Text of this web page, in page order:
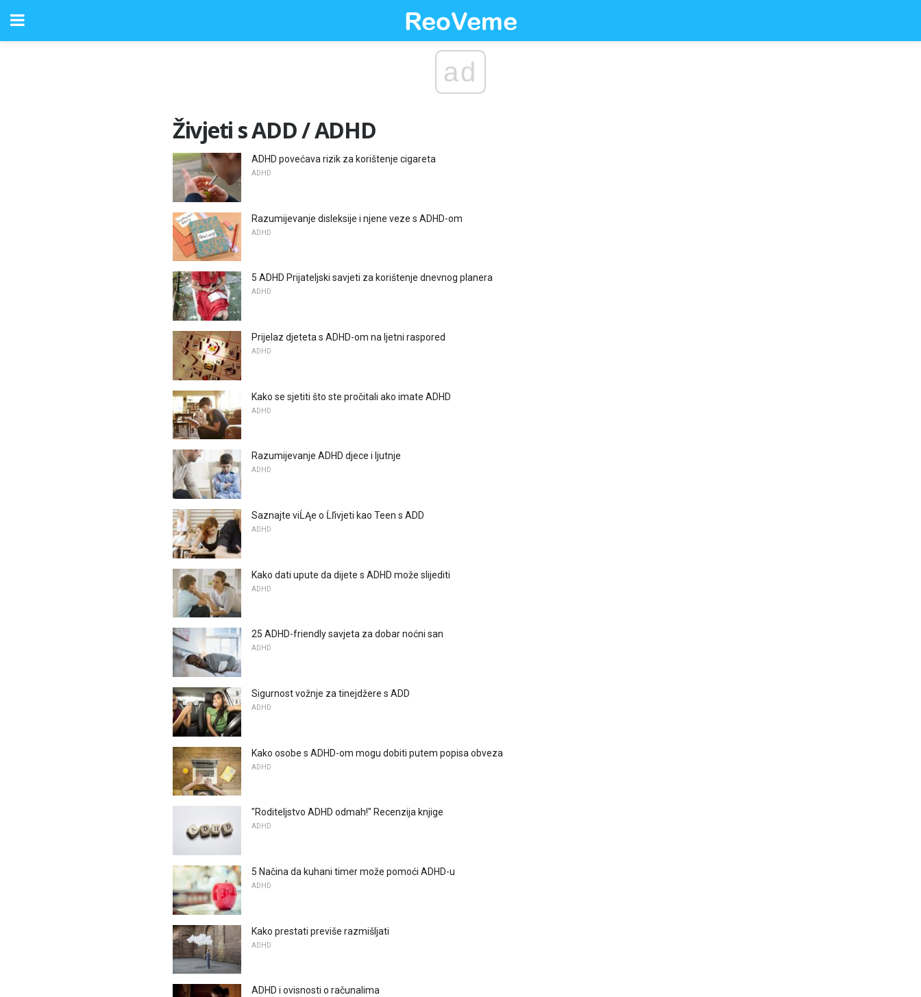
ad
Živjeti s ADD / ADHD
ADHD povećava rizik za korištenje cigareta
ADHD
Razumijevanje disleksije i njene veze s ADHD-om
ADHD
5 ADHD Prijateljski savjeti za korištenje dnevnog planera
ADHD
Prijelaz djeteta s ADHD-om na ljetni raspored
ADHD
Kako se sjetiti što ste pročitali ako imate ADHD
ADHD
Razumijevanje ADHD djece i ljutnje
ADHD
Saznajte viĹĄe o Ĺľivjeti kao Teen s ADD
ADHD
Kako dati upute da dijete s ADHD može slijediti
ADHD
25 ADHD-friendly savjeta za dobar noćni san
ADHD
Sigurnost vožnje za tinejdžere s ADD
ADHD
Kako osobe s ADHD-om mogu dobiti putem popisa obveza
ADHD
"Roditeljstvo ADHD odmah!" Recenzija knjige
ADHD
5 Načina da kuhani timer može pomoći ADHD-u
ADHD
Kako prestati previše razmišljati
ADHD
ADHD i ovisnosti o računalima